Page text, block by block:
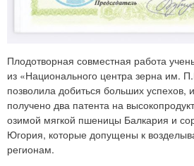
Плодотворная совместная работа
из «Национального центра зерна им.
позволила добиться больших успехов,
получено два патента на
озимой мягкой пшеницы Балкария и
Югория, которые допущены к
регионам.